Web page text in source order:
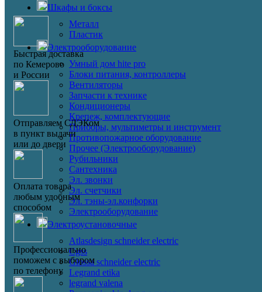
Шкафы и боксы
Металл
Пластик
Электрооборудование
Умный дом hite pro
Блоки питания, контроллеры
Вентиляторы
Запчасти к технике
Кондиционеры
Крепеж, комплектующие
Приборы, мультиметры и инструмент
Противопожарное оборудование
Прочее (Электрооборудование)
Рубильники
Сантехника
Эл. звонки
Эл. счетчики
Эл. тэны-эл.конфорки
Электрооборудование
Электроустановочные
Atlasdesign schneider electric
Cgss
Glossa schneider electric
Legrand etika
legrand valena
Быстрая доставка
по Кемерово
и России
Отправляем СДЭКом
в пункт выдачи
или до двери
Оплата товара
любым удобным
способом
Профессионально
поможем с выбором
по телефону